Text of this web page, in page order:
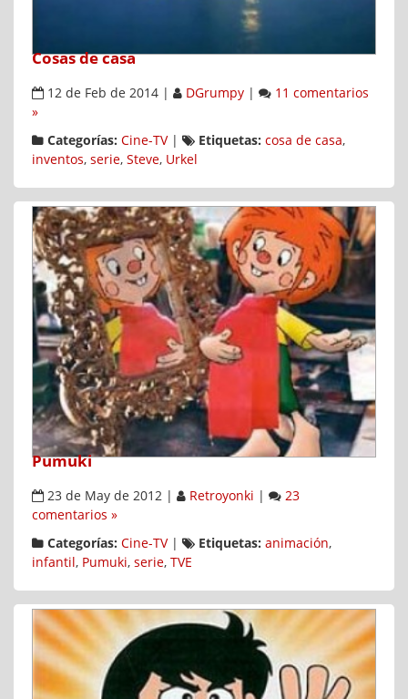
Cosas de casa
12 de Feb de 2014 DGrumpy
11 comentarios
»
Categorías: Cine-TV| Etiquetas: cosa de casa,
inventos, serie, Steve, Urkel
Pumuki
23 de May de 2012 | Retroyonki |
23
comentarios »
Categorías: Cine-TV| Etiquetas: animación,
infantil, Pumuki, serie, TVE